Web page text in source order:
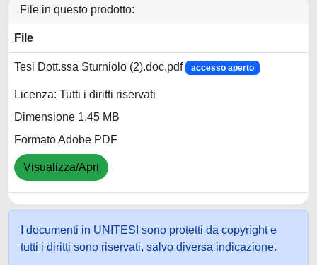
File in questo prodotto:
File
Tesi Dott.ssa Sturniolo (2).doc.pdf accesso aperto
Licenza: Tutti i diritti riservati
Dimensione 1.45 MB
Formato Adobe PDF
Visualizza/Apri
I documenti in UNITESI sono protetti da copyright e
tutti i diritti sono riservati, salvo diversa indicazione.